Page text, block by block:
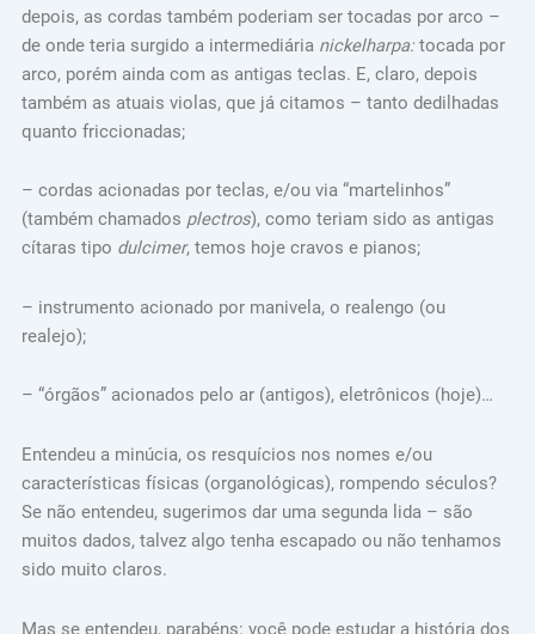
depois, as cordas também poderiam ser tocadas por arco –
de onde teria surgido a intermediária nickelharpa:tocada por
arco, porém ainda com as antigas teclas. E, claro, depois
também as atuais violas, que já citamos – tanto dedilhadas
quanto friccionadas;
– cordas acionadas por teclas, e/ou via “martelinhos”
(também chamados plectros), como teriam sido as antigas
cítaras tipo dulcimer, temos hoje cravos e pianos;
– instrumento acionado por manivela, o realengo (ou
realejo);
– “órgãos” acionados pelo ar (antigos), eletrônicos (hoje)…
Entendeu a minúcia, os resquícios nos nomes e/ou
características físicas (organológicas), rompendo séculos?
Se não entendeu, sugerimos dar uma segunda lida – são
muitos dados, talvez algo tenha escapado ou não tenhamos
sido muito claros.
Mas se entendeu, parabéns: você pode estudar a história dos